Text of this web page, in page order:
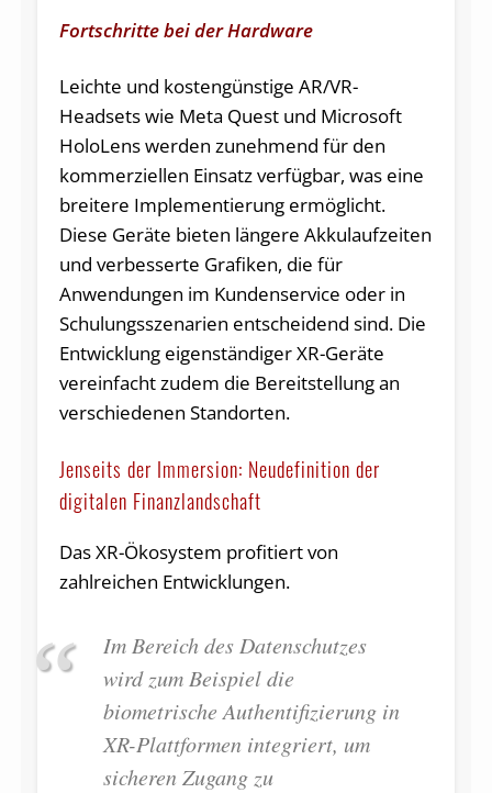
Fortschritte bei der Hardware
Leichte und kostengünstige AR/VR-
Headsets wie Meta Quest und Microsoft
HoloLens werden zunehmend für den
kommerziellen Einsatz verfügbar, was eine
breitere Implementierung ermöglicht.
Diese Geräte bieten längere Akkulaufzeiten
und verbesserte Grafiken, die für
Anwendungen im Kundenservice oder in
Schulungsszenarien entscheidend sind. Die
Entwicklung eigenständiger XR-Geräte
vereinfacht zudem die Bereitstellung an
verschiedenen Standorten.
Jenseits der Immersion: Neudefinition der
digitalen Finanzlandschaft
Das XR-Ökosystem profitiert von
zahlreichen Entwicklungen.
Im Bereich des Datenschutzes
wird zum Beispiel die
biometrische Authentifizierung in
XR-Plattformen integriert, um
sicheren Zugang zu